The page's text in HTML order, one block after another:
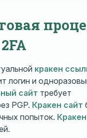
кракен
логин и
сайт требует
PGP. Кракен сайт
попыток.